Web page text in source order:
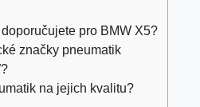
pro BMW X5?
značky pneumatik
na jejich kvalitu?